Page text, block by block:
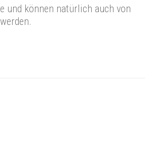
und können natürlich auch von